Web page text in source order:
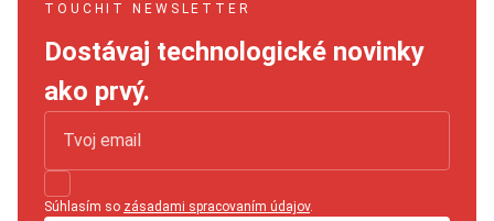
TOUCHIT NEWSLETTER
Dostávaj technologické novinky
ako prvý.
Súhlasím so zásadami spracovaním údajov.